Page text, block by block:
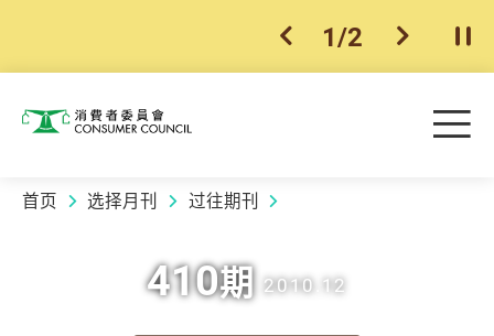
上一个
1/2 下一个开
消费者委员会 目
首页 选择月刊 过往期刊
410期 2010.12